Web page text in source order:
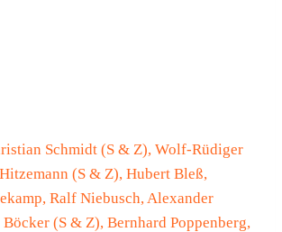
Schmidt (S & Z), Wolf-Rüdiger
(S & Z), Hubert Bleß,
Ralf Niebusch, Alexander
(S & Z), Bernhard Poppenberg,